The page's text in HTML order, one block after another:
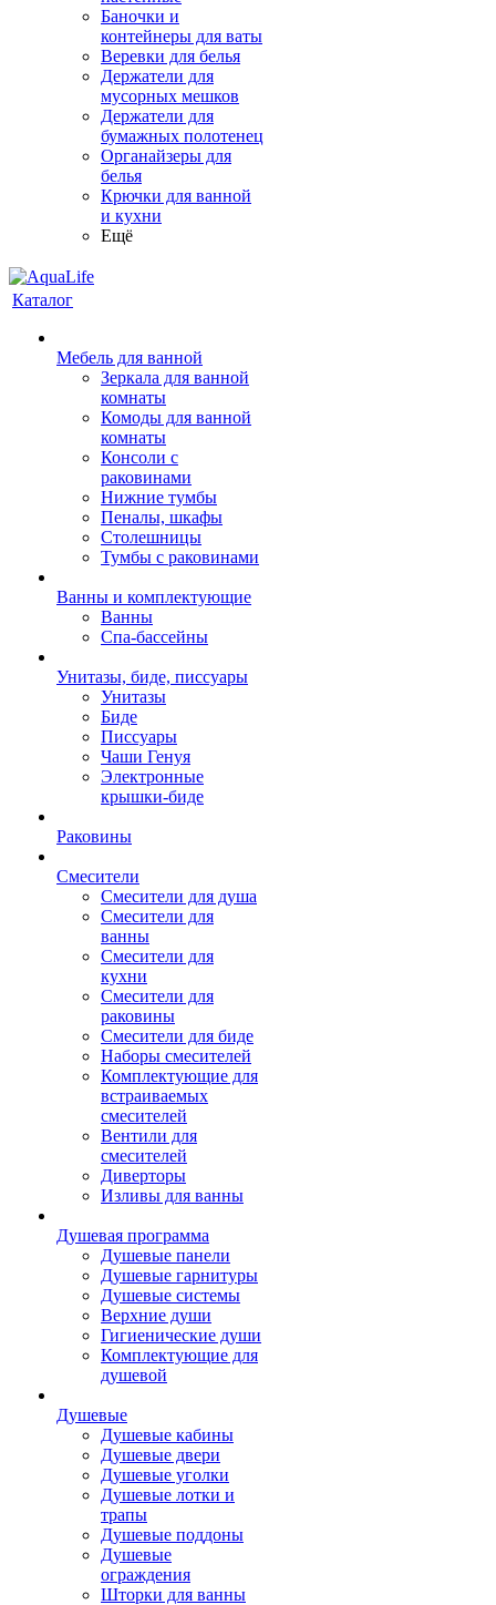
Баночки и
контейнеры для ваты
Веревки для белья
Держатели для
мусорных мешков
Держатели для
бумажных полотенец
Органайзеры для
белья
Крючки для ванной
и кухни
Ещё
Каталог
Мебель для ванной
Зеркала для ванной
комнаты
Комоды для ванной
комнаты
Консоли с
раковинами
Нижние тумбы
Пеналы, шкафы
Столешницы
Тумбы с раковинами
Ванны и комплектующие
Ванны
Спа-бассейны
Унитазы, биде, писсуары
Унитазы
Биде
Писсуары
Чаши Генуя
Электронные
крышки-биде
Раковины
Смесители
Смесители для душа
Смесители для
ванны
Смесители для
кухни
Смесители для
раковины
Смесители для биде
Наборы смесителей
Комплектующие для
встраиваемых
смесителей
Вентили для
смесителей
Диверторы
Изливы для ванны
Душевая программа
Душевые панели
Душевые гарнитуры
Душевые системы
Верхние души
Гигиенические души
Комплектующие для
душевой
Душевые
Душевые кабины
Душевые двери
Душевые уголки
Душевые лотки и
трапы
Душевые поддоны
Душевые
ограждения
Шторки для ванны